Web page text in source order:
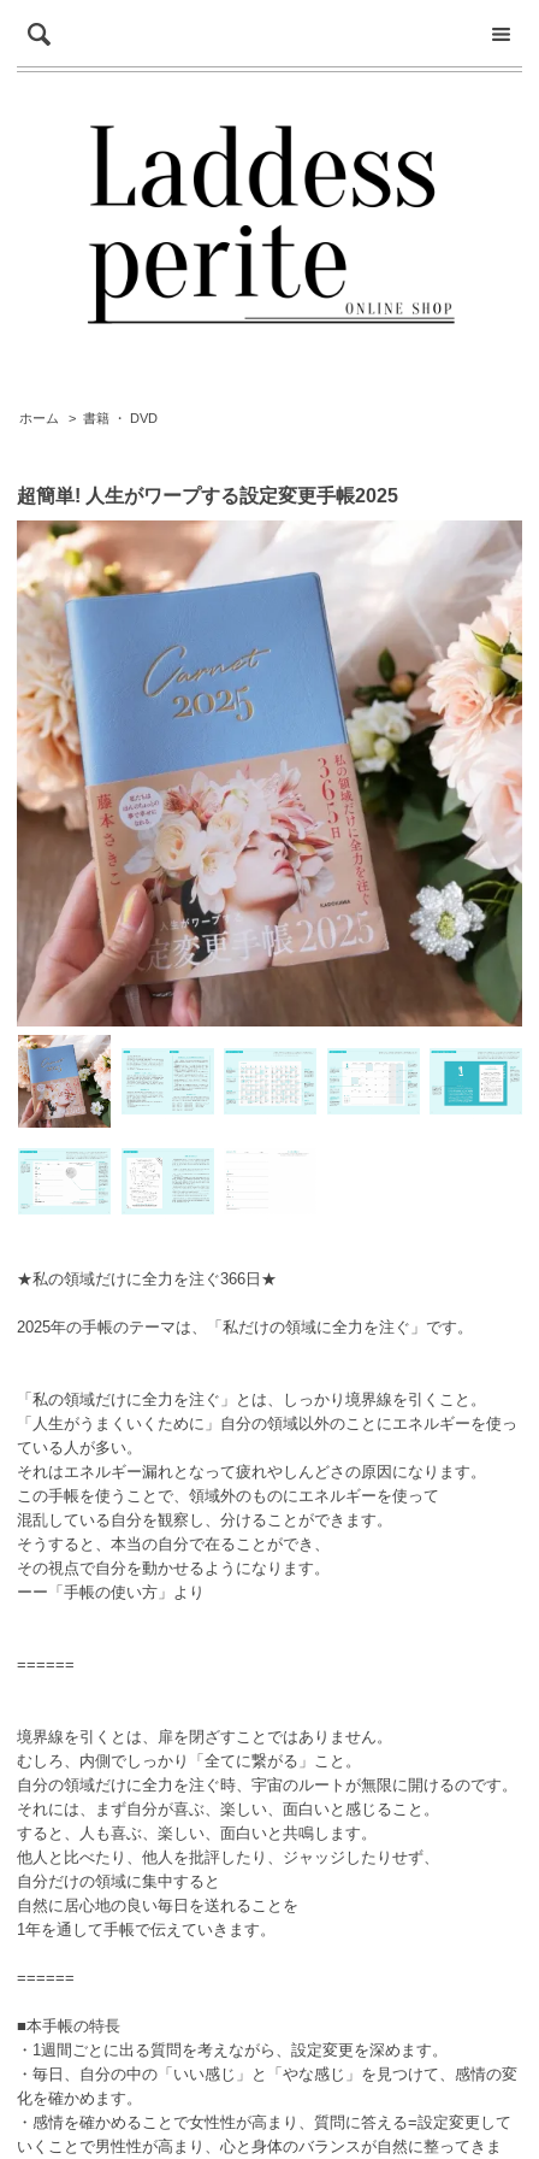
ホーム > 書籍 ・ DVD
超簡単! 人生がワープする設定変更手帳2025
★私の領域だけに全力を注ぐ366日★
2025年の手帳のテーマは、「私だけの領域に全力を注ぐ」です。
「私の領域だけに全力を注ぐ」とは、しっかり境界線を引くこと。
「人生がうまくいくために」自分の領域以外のことにエネルギーを使っ
ている人が多い。
それはエネルギー漏れとなって疲れやしんどさの原因になります。
この手帳を使うことで、領域外のものにエネルギーを使って
混乱している自分を観察し、分けることができます。
そうすると、本当の自分で在ることができ、
その視点で自分を動かせるようになります。
ーー「手帳の使い方」より
======
境界線を引くとは、扉を閉ざすことではありません。
むしろ、内側でしっかり「全てに繋がる」こと。
自分の領域だけに全力を注ぐ時、宇宙のルートが無限に開けるのです。
それには、まず自分が喜ぶ、楽しい、面白いと感じること。
すると、人も喜ぶ、楽しい、面白いと共鳴します。
他人と比べたり、他人を批評したり、ジャッジしたりせず、
自分だけの領域に集中すると
自然に居心地の良い毎日を送れることを
1年を通して手帳で伝えていきます。
======
■本手帳の特長
・1週間ごとに出る質問を考えながら、設定変更を深めます。
・毎日、自分の中の「いい感じ」と「やな感じ」を見つけて、感情の変
化を確かめます。
・感情を確かめることで女性性が高まり、質問に答える=設定変更して
いくことで男性性が高まり、心と身体のバランスが自然に整ってきま